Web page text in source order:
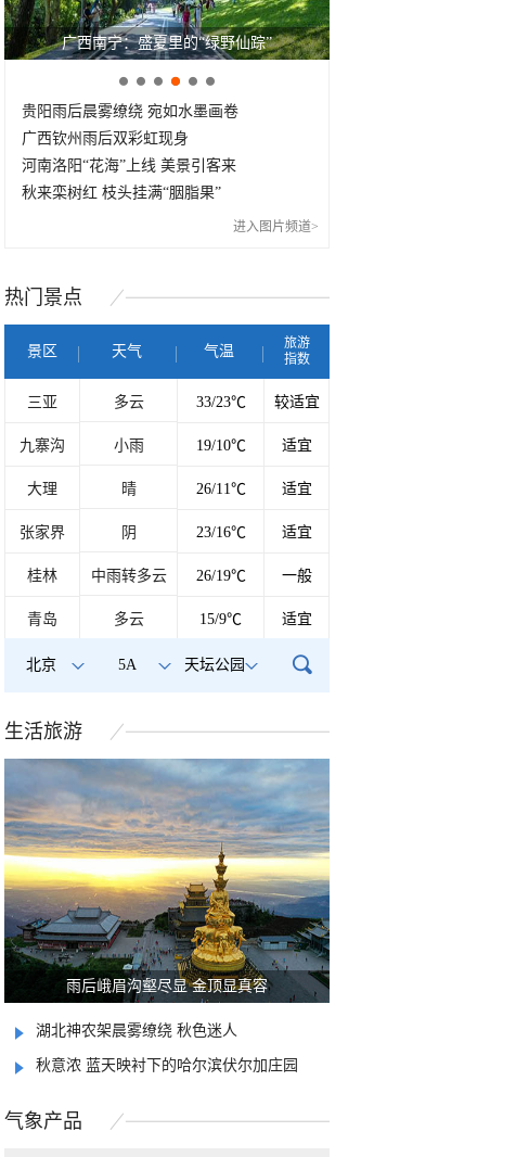
呼伦贝尔草原 藏着最治愈的蓝天白云
贵阳雨后晨雾缭绕 宛如水墨画卷
广西钦州雨后双彩虹现身
河南洛阳“花海”上线 美景引客来
秋来栾树红 枝头挂满“胭脂果”
进入图片频道>
热门 景点
景区 天气 气温
旅游
指数
三亚 多云 33/23℃ 较适宜
九寨沟 小雨 19/10℃ 适宜
大理 晴 26/11℃ 适宜
张家界 阴 23/16℃ 适宜
桂林 中雨转多云 26/19℃ 一般
青岛 多云 15/9℃ 适宜
北京 5A 天坛公园
生活旅游
山水扇面：秋红点缀颐和园西堤
湖北神农架晨雾缭绕 秋色迷人
秋意浓 蓝天映衬下的哈尔滨伏尔加庄园
气象产品